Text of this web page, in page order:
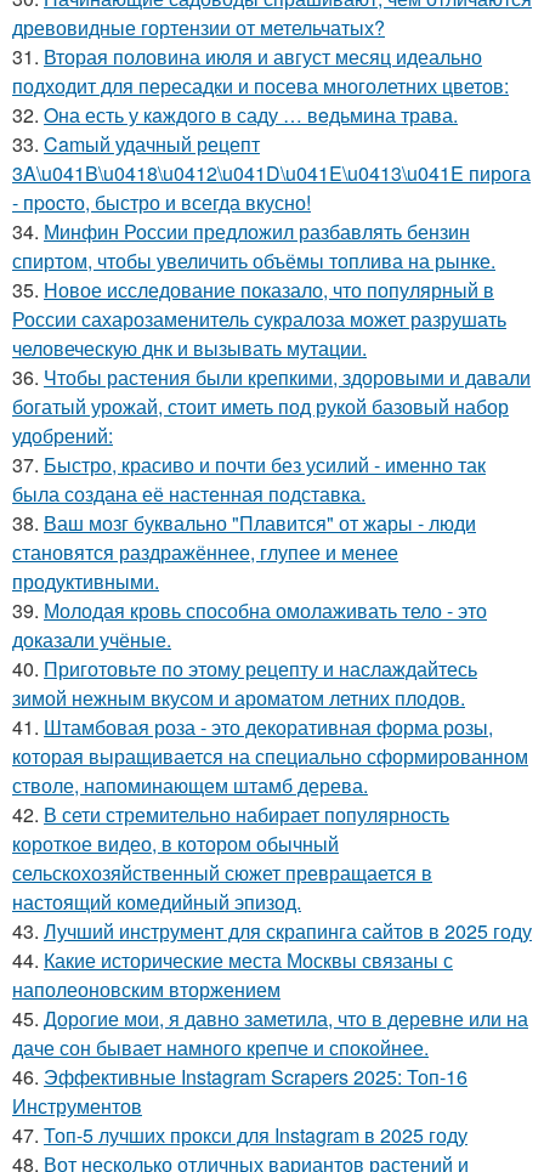
древовидные гортензии от метельчатых?
31. Вторая половина июля и август месяц идеально
подходит для пересадки и посева многолетних цветов:
32. Oна есть у кaждого в саду … вeдьмина трава.
33. Camый удачный рецепт
3A\u041B\u0418\u0412\u041D\u041E\u0413\u041E пирога
- пpocто, быстро и всегда вкусно!
34. Минфин России предложил разбавлять бензин
спиртом, чтобы увеличить объёмы топлива на рынке.
35. Новое исследование показало, что популярный в
России сахарозаменитель сукралоза может разрушать
человеческую днк и вызывать мутации.
36. Чтобы растения были крепкими, здоровыми и давали
богатый урожай, стоит иметь под рукой базовый набор
удобрений:
37. Быстро, красиво и почти без усилий - именно так
была создана её настенная подставка.
38. Ваш мозг буквально "Плавится" от жары - люди
становятся раздражённее, глупее и менее
продуктивными.
39. Молодая кровь способна омолаживать тело - это
доказали учёные.
40. Приготовьте по этому рецепту и наслаждайтесь
зимой нежным вкусом и ароматом летних плодов.
41. Штамбовая роза - это декоративная форма розы,
которая выращивается на специально сформированном
стволе, напоминающем штамб дерева.
42. В сети стремительно набирает популярность
короткое видео, в котором обычный
сельскохозяйственный сюжет превращается в
настоящий комедийный эпизод.
43. Лучший инструмент для скрапинга сайтов в 2025 году
44. Какие исторические места Москвы связаны с
наполеоновским вторжением
45. Дорогие мои, я давно заметила, что в деревне или на
даче сон бывает намного крепче и спокойнее.
46. Эффективные Instagram Scrapers 2025: Топ-16
Инструментов
47. Топ-5 лучших прокси для Instagram в 2025 году
48. Вот несколько отличных вариантов растений и